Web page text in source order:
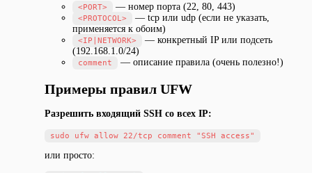
<PORT> — номер порта (22, 80, 443)
<PROTOCOL>
— tcp или udp (если не указать,
применяется к обоим)
<IP|NETWORK>
— конкретный IP или подсеть
(192.168.1.0/24)
comment — описание правила (очень полезно!)
Примеры правил UFW
Разрешить входящий SSH со всех IP:
или просто: